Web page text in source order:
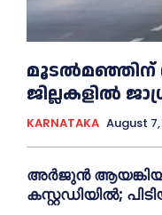
മൂടൽമഞ്ഞിന്
ജില്ലകളിൽ
KARNATAKA August
അര്‍ജുന്‍
കസ്റ്റഡിയില്‍;